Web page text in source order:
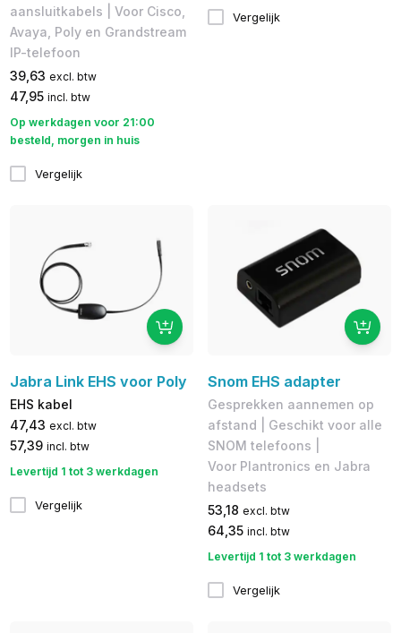
aansluitkabels | Voor Cisco,
Avaya, Poly en Grandstream
IP-telefoon
39,63 excl. btw
47,95 incl. btw
Op werkdagen voor 21:00
besteld, morgen in huis
Vergelijk
Vergelijk
Jabra Link EHS voor Poly
EHS kabel
47,43 excl. btw
57,39 incl. btw
Levertijd 1 tot 3 werkdagen
Vergelijk
Snom EHS adapter
Gesprekken aannemen op
afstand | Geschikt voor alle
SNOM telefoons |
Voor Plantronics en Jabra
headsets
53,18 excl. btw
64,35 incl. btw
Levertijd 1 tot 3 werkdagen
Vergelijk